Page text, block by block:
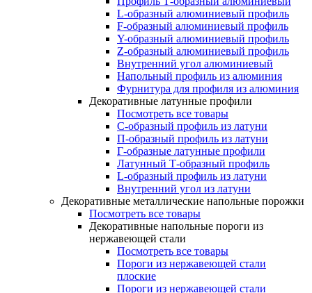
L-образный алюминиевый профиль
F-образный алюминиевый профиль
Y-образный алюминиевый профиль
Z-образный алюминиевый профиль
Внутренний угол алюминиевый
Напольный профиль из алюминия
Фурнитура для профиля из алюминия
Декоративные латунные профили
Посмотреть все товары
C-образный профиль из латуни
П-образный профиль из латуни
Г-образные латунные профили
Латунный Т-образный профиль
L-образный профиль из латуни
Внутренний угол из латуни
Декоративные металлические напольные порожки
Посмотреть все товары
Декоративные напольные пороги из
нержавеющей стали
Посмотреть все товары
Пороги из нержавеющей стали
плоские
Пороги из нержавеющей стали